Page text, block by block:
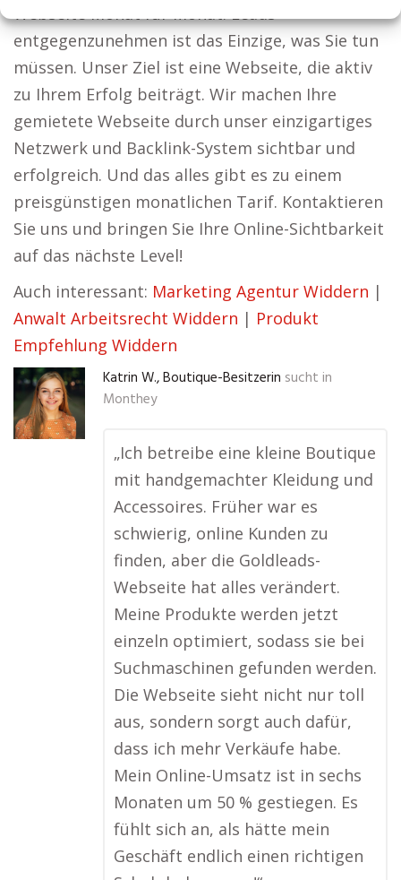
Webseite Monat für Monat. Leads
entgegenzunehmen ist das Einzige, was Sie tun
müssen. Unser Ziel ist eine Webseite, die aktiv
zu Ihrem Erfolg beiträgt. Wir machen Ihre
gemietete Webseite durch unser einzigartiges
Netzwerk und Backlink-System sichtbar und
erfolgreich. Und das alles gibt es zu einem
preisgünstigen monatlichen Tarif. Kontaktieren
Sie uns und bringen Sie Ihre Online-Sichtbarkeit
auf das nächste Level!
Auch interessant: Marketing Agentur Widdern |
Anwalt Arbeitsrecht Widdern | Produkt
Empfehlung Widdern
Katrin W., Boutique-Besitzerin sucht in
Monthey
„Ich betreibe eine kleine Boutique
mit handgemachter Kleidung und
Accessoires. Früher war es
schwierig, online Kunden zu
finden, aber die Goldleads-
Webseite hat alles verändert.
Meine Produkte werden jetzt
einzeln optimiert, sodass sie bei
Suchmaschinen gefunden werden.
Die Webseite sieht nicht nur toll
aus, sondern sorgt auch dafür,
dass ich mehr Verkäufe habe.
Mein Online-Umsatz ist in sechs
Monaten um 50 % gestiegen. Es
fühlt sich an, als hätte mein
Geschäft endlich einen richtigen